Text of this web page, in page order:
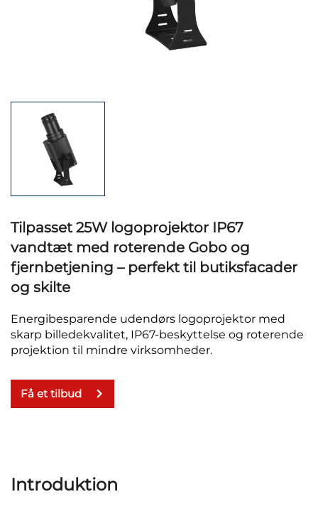
Tilpasset 25W logoprojektor IP67
vandtæt med roterende Gobo og
fjernbetjening – perfekt til butiksfacader
og skilte
Energibesparende udendørs logoprojektor med
skarp billedekvalitet, IP67-beskyttelse og roterende
projektion til mindre virksomheder.
Få et tilbud
Introduktion